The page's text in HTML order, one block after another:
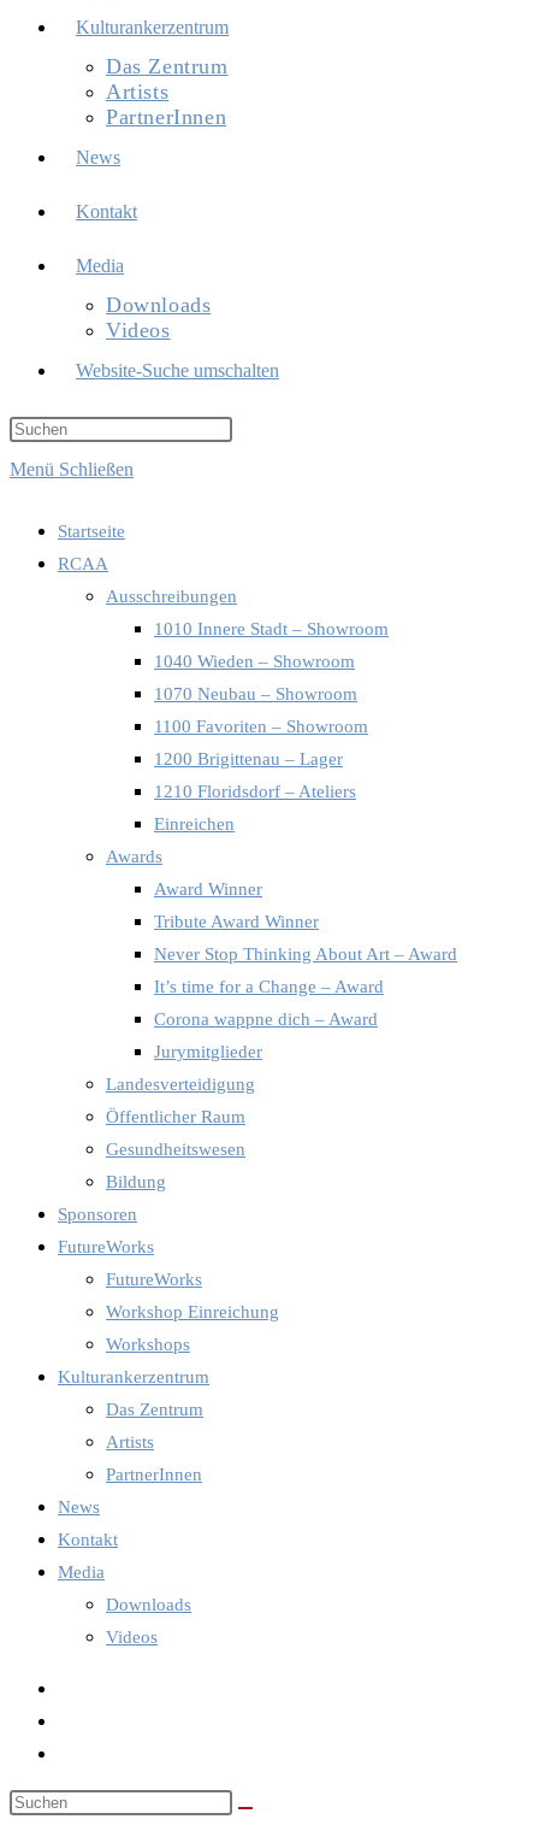
Kulturankerzentrum
Das Zentrum
Artists
PartnerInnen
News
Kontakt
Media
Downloads
Videos
Website-Suche umschalten
Menü Schließen
Startseite
RCAA
Ausschreibungen
1010 Innere Stadt – Showroom
1040 Wieden – Showroom
1070 Neubau – Showroom
1100 Favoriten – Showroom
1200 Brigittenau – Lager
1210 Floridsdorf – Ateliers
Einreichen
Awards
Award Winner
Tribute Award Winner
Never Stop Thinking About Art – Award
It’s time for a Change – Award
Corona wappne dich – Award
Jurymitglieder
Landesverteidigung
Öffentlicher Raum
Gesundheitswesen
Bildung
Sponsoren
FutureWorks
FutureWorks
Workshop Einreichung
Workshops
Kulturankerzentrum
Das Zentrum
Artists
PartnerInnen
News
Kontakt
Media
Downloads
Videos